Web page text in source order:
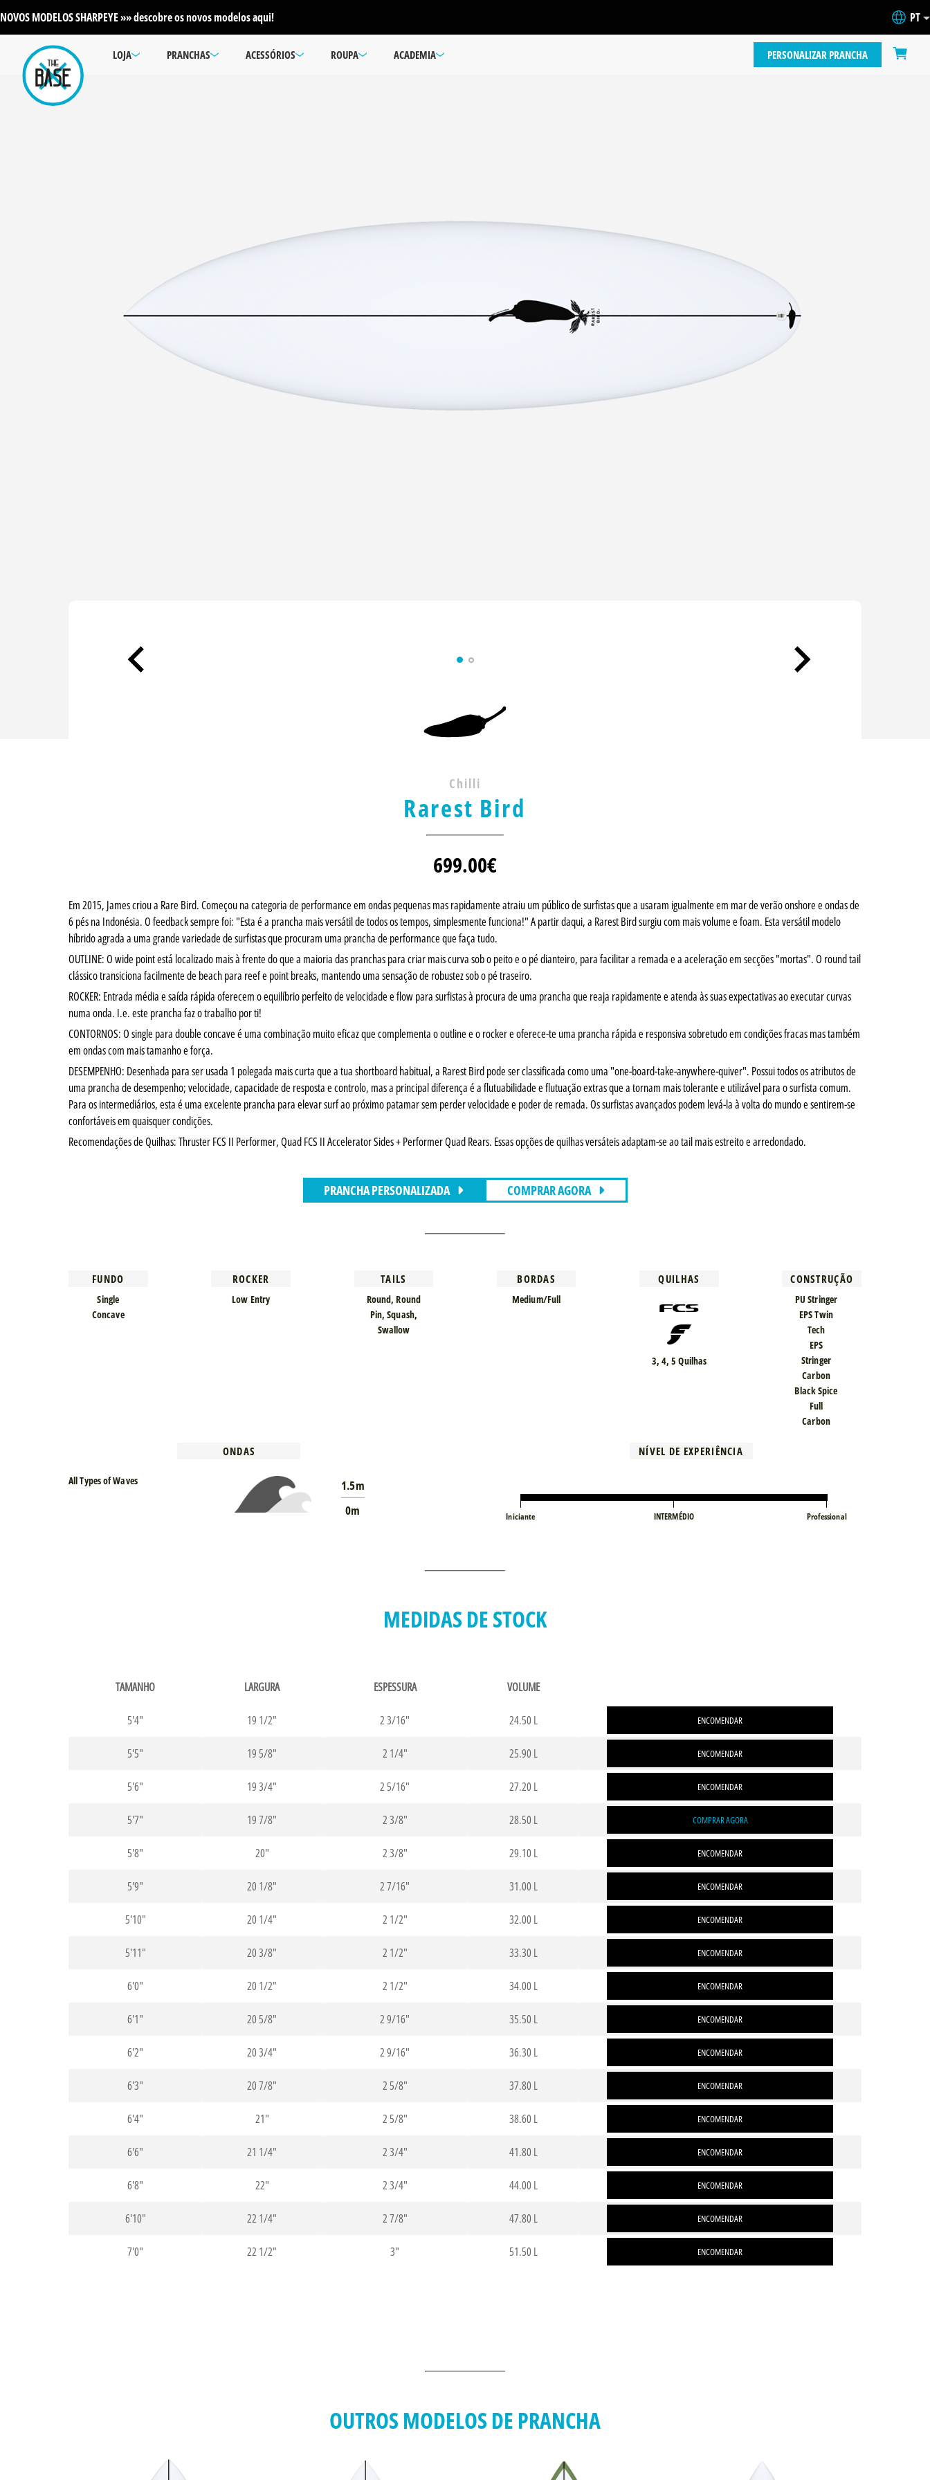
NOVOS MODELOS SHARPEYE »» descobre os novos modelos aqui! PT
LOJA PRANCHAS ACESSÓRIOS ROUPA ACADEMIA PERSONALIZAR PRANCHA
Chilli
Rarest Bird
699.00€
Em 2015, James criou a Rare Bird. Começou na categoria de performance em ondas pequenas mas rapidamente atraiu um público de surfistas que a usaram igualmente em mar de verão onshore e ondas de
6 pés na Indonésia. O feedback sempre foi: "Esta é a prancha mais versátil de todos os tempos, simplesmente funciona!" A partir daqui, a Rarest Bird surgiu com mais volume e foam. Esta versátil modelo
híbrido agrada a uma grande variedade de surfistas que procuram uma prancha de performance que faça tudo.
OUTLINE: O wide point está localizado mais à frente do que a maioria das pranchas para criar mais curva sob o peito e o pé dianteiro, para facilitar a remada e a aceleração em secções "mortas". O round tail
clássico transiciona facilmente de beach para reef e point breaks, mantendo uma sensação de robustez sob o pé traseiro.
ROCKER: Entrada média e saída rápida oferecem o equilíbrio perfeito de velocidade e flow para surfistas à procura de uma prancha que reaja rapidamente e atenda às suas expectativas ao executar curvas
numa onda. I.e. este prancha faz o trabalho por ti!
CONTORNOS: O single para double concave é uma combinação muito eficaz que complementa o outline e o rocker e oferece-te uma prancha rápida e responsiva sobretudo em condições fracas mas também
em ondas com mais tamanho e força.
DESEMPENHO: Desenhada para ser usada 1 polegada mais curta que a tua shortboard habitual, a Rarest Bird pode ser classificada como uma "one-board-take-anywhere-quiver". Possui todos os atributos de
uma prancha de desempenho; velocidade, capacidade de resposta e controlo, mas a principal diferença é a flutuabilidade e flutuação extras que a tornam mais tolerante e utilizável para o surfista comum.
Para os intermediários, esta é uma excelente prancha para elevar surf ao próximo patamar sem perder velocidade e poder de remada. Os surfistas avançados podem levá-la à volta do mundo e sentirem-se
confortáveis em quaisquer condições.
Recomendações de Quilhas: Thruster FCS II Performer, Quad FCS II Accelerator Sides + Performer Quad Rears. Essas opções de quilhas versáteis adaptam-se ao tail mais estreito e arredondado.
PRANCHA PERSONALIZADA COMPRAR AGORA
FUNDO
Single
Concave
ROCKER
Low Entry
TAILS
Round, Round
Pin, Squash,
Swallow
BORDAS
Medium/Full
QUILHAS
3, 4, 5 Quilhas
CONSTRUÇÃO
PU Stringer
EPS Twin
Tech
EPS
Stringer
Carbon
Black Spice
Full
Carbon
ONDAS
All Types of Waves
1.5m
0m
NÍVEL DE EXPERIÊNCIA
Iniciante INTERMÉDIO Professional
MEDIDAS DE STOCK
TAMANHO LARGURA ESPESSURA VOLUME
5'4" 19 1/2" 2 3/16" 24.50 L ENCOMENDAR
5'5" 19 5/8" 2 1/4" 25.90 L ENCOMENDAR
5'6" 19 3/4" 2 5/16" 27.20 L ENCOMENDAR
5'7" 19 7/8" 2 3/8" 28.50 L COMPRAR AGORA
5'8" 20" 2 3/8" 29.10 L ENCOMENDAR
5'9" 20 1/8" 2 7/16" 31.00 L ENCOMENDAR
5'10" 20 1/4" 2 1/2" 32.00 L ENCOMENDAR
5'11" 20 3/8" 2 1/2" 33.30 L ENCOMENDAR
6'0" 20 1/2" 2 1/2" 34.00 L ENCOMENDAR
6'1" 20 5/8" 2 9/16" 35.50 L ENCOMENDAR
6'2" 20 3/4" 2 9/16" 36.30 L ENCOMENDAR
6'3" 20 7/8" 2 5/8" 37.80 L ENCOMENDAR
6'4" 21" 2 5/8" 38.60 L ENCOMENDAR
6'6" 21 1/4" 2 3/4" 41.80 L ENCOMENDAR
6'8" 22" 2 3/4" 44.00 L ENCOMENDAR
6'10" 22 1/4" 2 7/8" 47.80 L ENCOMENDAR
7'0" 22 1/2" 3" 51.50 L ENCOMENDAR
OUTROS MODELOS DE PRANCHA